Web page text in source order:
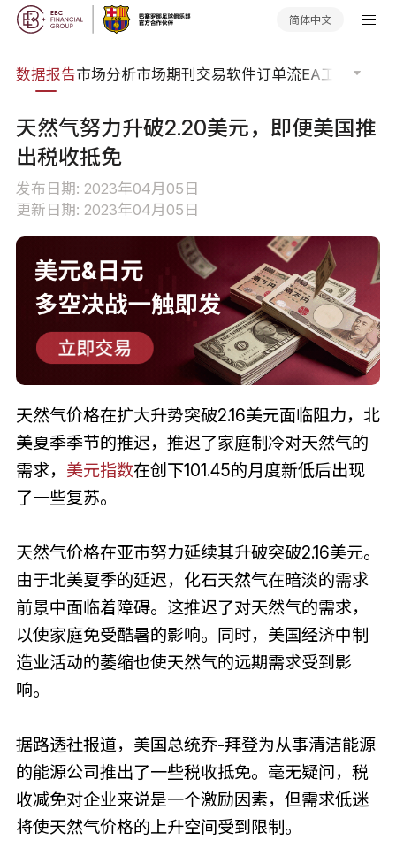
简体中文
数据报告市场分析市场期刊交易软件订单流EA工具库
天然气努力升破2.20美元，即便美国推
出税收抵免
发布日期: 2023年04月05日
更新日期: 2023年04月05日
天然气价格在扩大升势突破2.16美元面临阻力，北
美夏季季节的推迟，推迟了家庭制冷对天然气的
需求， 美元指数在创下101.45的月度新低后出现
了一些复苏。
天然气价格在亚市努力延续其升破突破2.16美元。
由于北美夏季的延迟，化石天然气在暗淡的需求
前景中面临着障碍。这推迟了对天然气的需求，
以使家庭免受酷暑的影响。同时，美国经济中制
造业活动的萎缩也使天然气的远期需求受到影
响。
据路透社报道，美国总统乔-拜登为从事清洁能源
的能源公司推出了一些税收抵免。毫无疑问，税
收减免对企业来说是一个激励因素，但需求低迷
将使天然气价格的上升空间受到限制。